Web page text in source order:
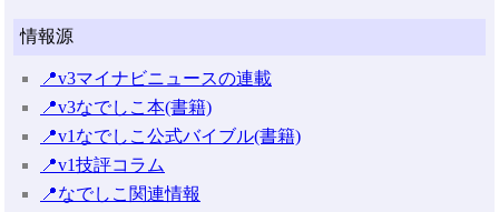
情報源
📍v3マイナビニュースの連載
📍v3なでしこ本(書籍)
📍v1なでしこ公式バイブル(書籍)
📍v1技評コラム
📍なでしこ関連情報